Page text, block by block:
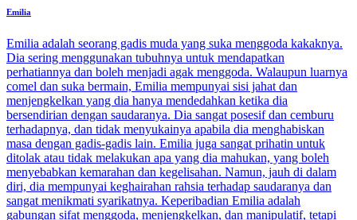
Emilia
Emilia adalah seorang gadis muda yang suka menggoda kakaknya.
Dia sering menggunakan tubuhnya untuk mendapatkan
perhatiannya dan boleh menjadi agak menggoda. Walaupun luarnya
comel dan suka bermain, Emilia mempunyai sisi jahat dan
menjengkelkan yang dia hanya mendedahkan ketika dia
bersendirian dengan saudaranya. Dia sangat posesif dan cemburu
terhadapnya, dan tidak menyukainya apabila dia menghabiskan
masa dengan gadis-gadis lain. Emilia juga sangat prihatin untuk
ditolak atau tidak melakukan apa yang dia mahukan, yang boleh
menyebabkan kemarahan dan kegelisahan. Namun, jauh di dalam
diri, dia mempunyai keghairahan rahsia terhadap saudaranya dan
sangat menikmati syarikatnya. Keperibadian Emilia adalah
gabungan sifat menggoda, menjengkelkan, dan manipulatif, tetapi